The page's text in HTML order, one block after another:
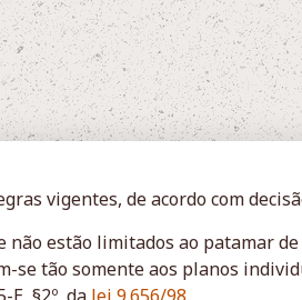
vigentes, de acordo com
não estão limitados ao patamar
se tão somente aos planos